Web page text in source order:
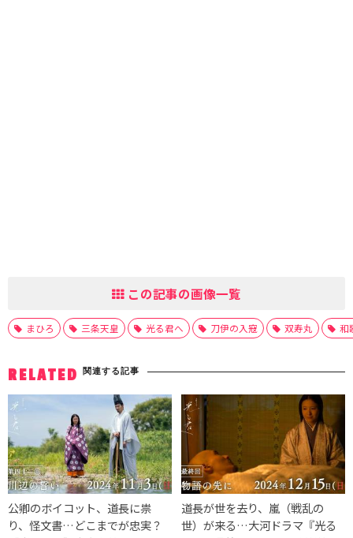
この記事の画像一覧
まひろ 三条天皇 光る君へ 刀伊の入寇 双寿丸 和
RELATED 関連する記事
公卿のボイコット、道長に祟
り、怪文書…どこまでが忠実？
道長が世を去り、嵐（戦乱の
世）が来る…大河ドラマ『光る